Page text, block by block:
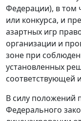
Федерации), в том
или конкурса, и
азартных игр
организации и
зоне при
установленных
соответствующей
В силу положений
Федерального